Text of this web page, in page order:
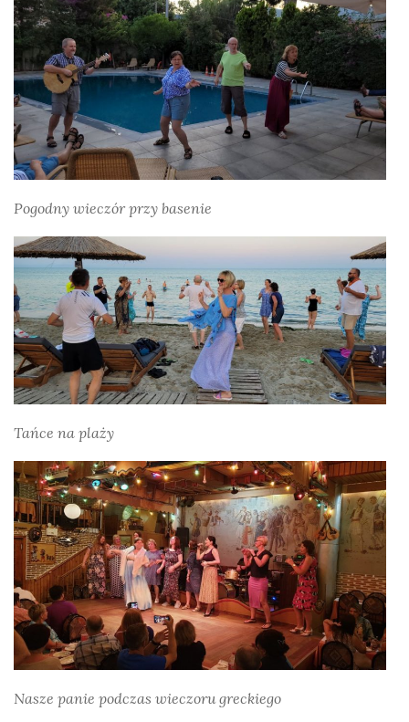
Pogodny wieczór przy basenie
Tańce na plaży
Nasze panie podczas wieczoru greckiego